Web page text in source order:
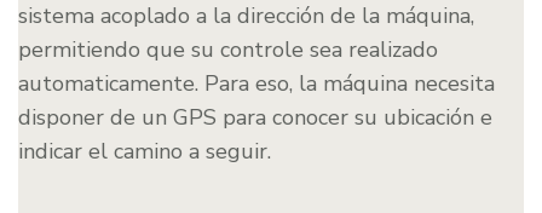
sistema acoplado a la dirección de la máquina,
permitiendo que su controle sea realizado
automaticamente. Para eso, la máquina necesita
disponer de un GPS para conocer su ubicación e
indicar el camino a seguir.